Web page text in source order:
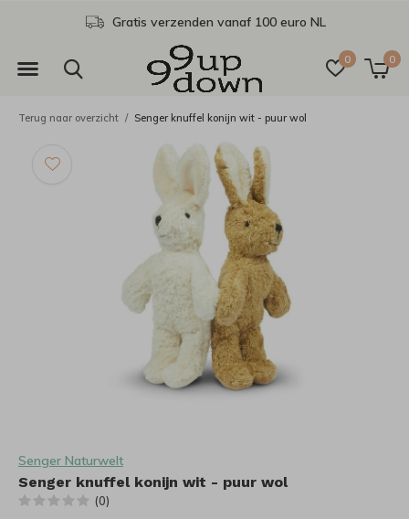
0 0
Gratis verzenden vanaf 100 euro NL
Terug naar overzicht Senger knuffel konijn wit - puur wol
Senger Naturwelt
Senger knuffel konijn wit - puur wol
(0)